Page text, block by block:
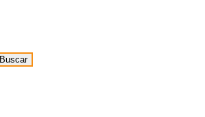
Buscar